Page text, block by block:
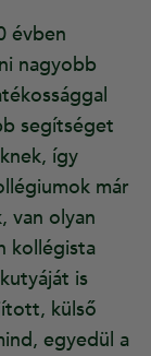
évben
nagyobb
segítséget
így
már
van olyan
kollégista
is
külső
egyedül a